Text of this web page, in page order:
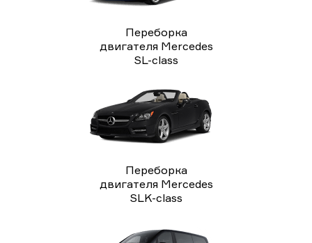
Переборка
двигателя Mercedes
SL-class
Переборка
двигателя Mercedes
SLK-class